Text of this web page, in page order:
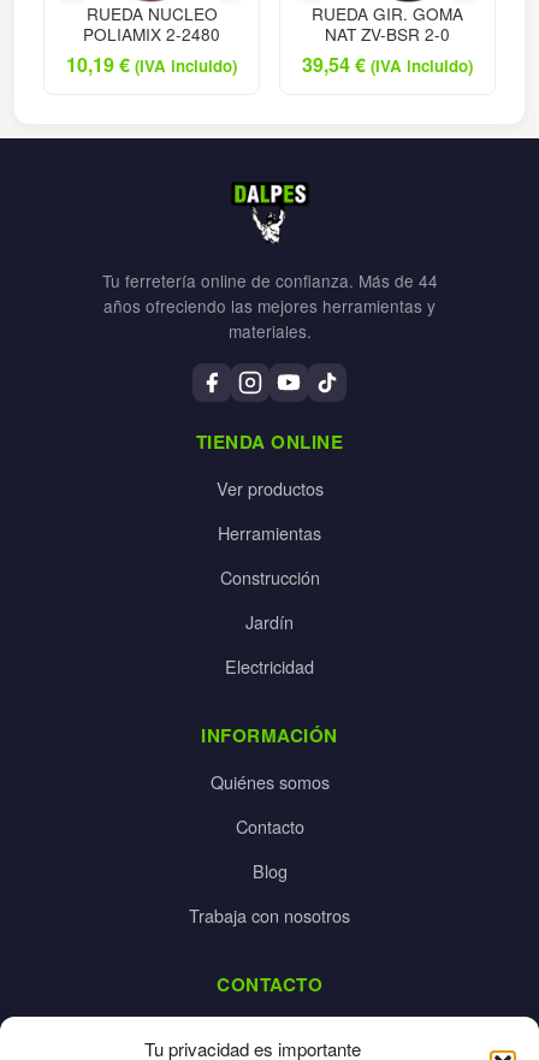
Tu privacidad es importante
RUEDA NUCLEO
POLIAMIX 2-2480
10,19€ (IVA incluido)
RUEDA GIR. GOMA
NAT ZV-BSR 2-0
39,54€ (IVA incluido)
Tu ferretería online de confianza. Más de 44
años ofreciendo las mejores herramientas y
materiales.
TIENDA ONLINE
Ver productos
Herramientas
Construcción
Jardín
Electricidad
INFORMACIÓN
Quiénes somos
Contacto
Blog
Trabaja con nosotros
CONTACTO